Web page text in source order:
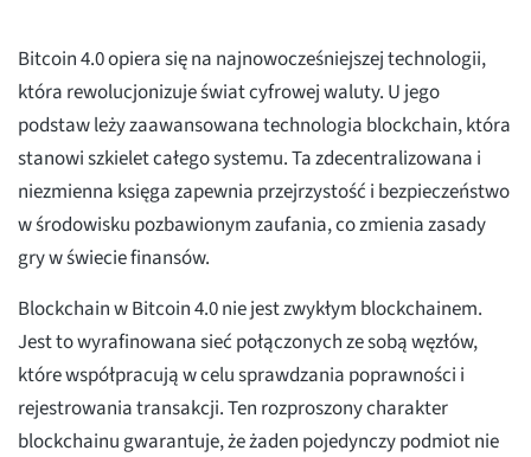
Bitcoin 4.0 opiera się na najnowocześniejszej technologii,
która rewolucjonizuje świat cyfrowej waluty. U jego
podstaw leży zaawansowana technologia blockchain, która
stanowi szkielet całego systemu. Ta zdecentralizowana i
niezmienna księga zapewnia przejrzystość i bezpieczeństwo
w środowisku pozbawionym zaufania, co zmienia zasady
gry w świecie finansów.
Blockchain w Bitcoin 4.0 nie jest zwykłym blockchainem.
Jest to wyrafinowana sieć połączonych ze sobą węzłów,
które współpracują w celu sprawdzania poprawności i
rejestrowania transakcji. Ten rozproszony charakter
blockchainu gwarantuje, że żaden pojedynczy podmiot nie